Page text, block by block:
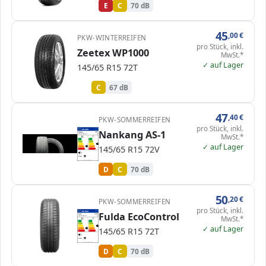
E C 70 dB
PKW-WINTERREIFEN
Zeetex WP1000
145/65 R15 72T
C 67 dB
45,00€
pro Stück, inkl.
MwSt.*
✓ auf Lager
ENERG 431701
Nankang JB507
145/65 R15 72V C1
A
B
C
D
D
E
A
B
C C
D
E
70 dB
PKW-SOMMERREIFEN
Nankang AS-1
145/65 R15 72V
D C 70 dB
47,40€
pro Stück, inkl.
MwSt.*
✓ auf Lager
ENERG 609007
Fulda 518650
145/65 R15 72T C1
A
B
C
D
D
E
A
B
C C
D
E
70 dB
PKW-SOMMERREIFEN
Fulda EcoControl
145/65 R15 72T
D C 70 dB
50,20€
pro Stück, inkl.
MwSt.*
✓ auf Lager